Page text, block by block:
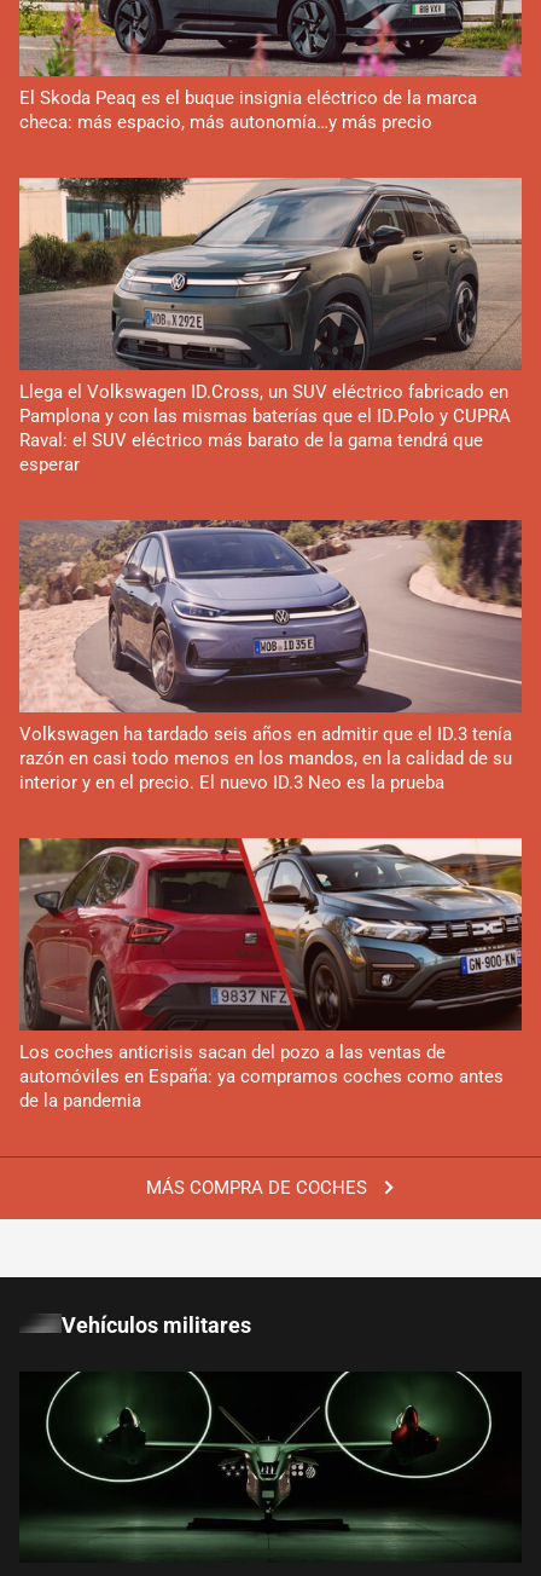
MÁS COMPRA DE COCHES
El Skoda Peaq es el buque insignia eléctrico de la marca
checa: más espacio, más autonomía…y más precio
Llega el Volkswagen ID.Cross, un SUV eléctrico fabricado en
Pamplona y con las mismas baterías que el ID.Polo y CUPRA
Raval: el SUV eléctrico más barato de la gama tendrá que
esperar
Volkswagen ha tardado seis años en admitir que el ID.3 tenía
razón en casi todo menos en los mandos, en la calidad de su
interior y en el precio. El nuevo ID.3 Neo es la prueba
Los coches anticrisis sacan del pozo a las ventas de
automóviles en España: ya compramos coches como antes
de la pandemia
Vehículos militares